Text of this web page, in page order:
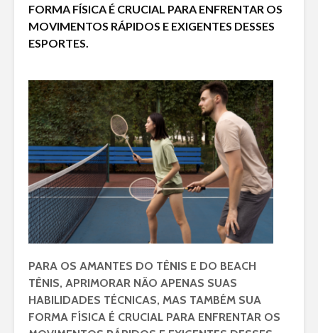
FORMA FÍSICA É CRUCIAL PARA ENFRENTAR OS
MOVIMENTOS RÁPIDOS E EXIGENTES DESSES
ESPORTES.
PARA OS AMANTES DO TÊNIS E DO BEACH
TÊNIS, APRIMORAR NÃO APENAS SUAS
HABILIDADES TÉCNICAS, MAS TAMBÉM SUA
FORMA FÍSICA É CRUCIAL PARA ENFRENTAR OS